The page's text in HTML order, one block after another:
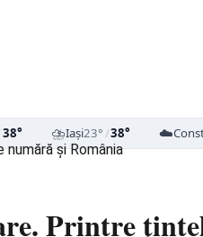
38° ⛈️Iași23°/38° ☁️
și România
Printre